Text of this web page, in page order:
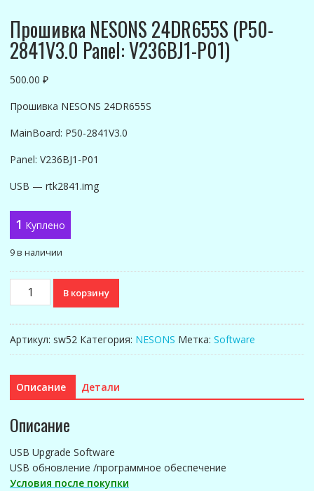
Прошивка NESONS 24DR655S (P50-
2841V3.0 Panel: V236BJ1-P01)
500.00 ₽
Прошивка NESONS 24DR655S
MainBoard: P50-2841V3.0
Panel: V236BJ1-P01
USB — rtk2841.img
1 Куплено
9 в наличии
Количество
товара
24DR655S
2841V3.0
Panel:
P01)
В корзину
Артикул: sw52 Категория: NESONS Метка: Software
Описание Детали
Описание
USB Upgrade Software
USB обновление /программное обеспечение
Условия после покупки